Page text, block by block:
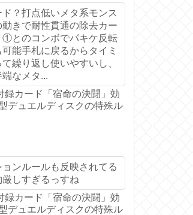
ド？打点低いメタ系モンス
きで耐性貫通の除去カー
①とのコンボでパキケ反転
能手札に戻るからタイミ
繰り返し使いやすいし、
なメタ...
録カード「宿命の決闘」効
デュエルディスクの特殊ル
ョンルールも反映されてる
厳しすぎるっすね
録カード「宿命の決闘」効
デュエルディスクの特殊ル